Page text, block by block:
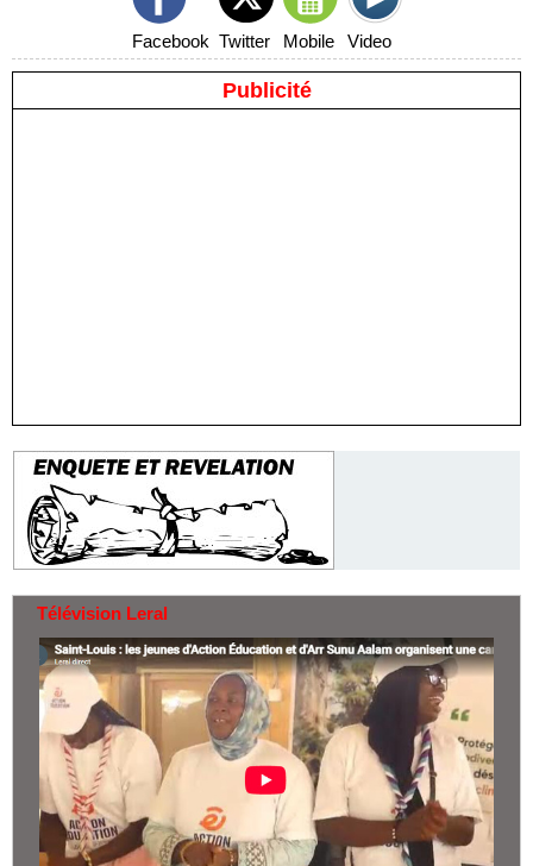
Facebook Twitter Mobile Video
Publicité
Télévision Leral